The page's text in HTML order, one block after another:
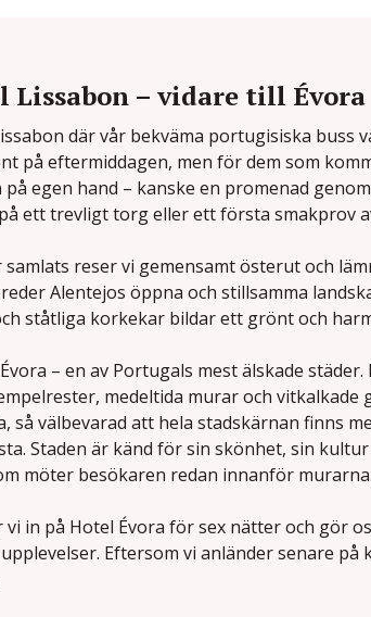
– vidare till Évora
där vår bekväma portugisiska buss
på eftermiddagen, men för dem som
på egen hand – kanske en promenad
ett trevligt torg eller ett första smakprov
samlats reser vi gemensamt österut och
Alentejos öppna och stillsamma
ståtliga korkekar bildar ett grönt och
– en av Portugals mest älskade
medeltida murar och vitkalkade
så välbevarad att hela stadskärnan finns
Staden är känd för sin skönhet, sin
möter besökaren redan innanför murarna.
vi in på Hotel Évora för sex nätter och gör
Eftersom vi anländer senare på